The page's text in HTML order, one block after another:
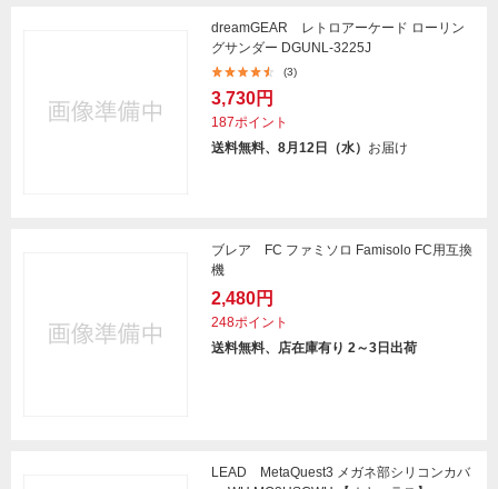
dreamGEAR レトロアーケード ローリン
グサンダー DGUNL-3225J
(3)
3,730円
187ポイント
送料無料、8月12日（水） お届け
ブレア FC ファミソロ Famisolo FC用互換
機
2,480円
248ポイント
送料無料、店在庫有り 2～3日出荷
LEAD MetaQuest3 メガネ部シリコンカバ